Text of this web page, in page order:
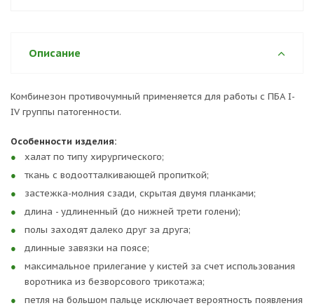
Описание
Комбинезон противочумный применяется для работы с ПБА I-
IV группы патогенности.
Особенности изделия:
халат по типу хирургического;
ткань с водоотталкивающей пропиткой;
застежка-молния сзади, скрытая двумя планками;
длина - удлиненный (до нижней трети голени);
полы заходят далеко друг за друга;
длинные завязки на поясе;
максимальное прилегание у кистей за счет использования
воротника из безворсового трикотажа;
петля на большом пальце исключает вероятность появления